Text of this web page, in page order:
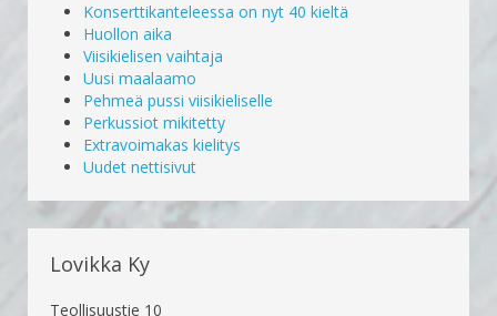
Konserttikanteleessa on nyt 40 kieltä
Huollon aika
Viisikielisen vaihtaja
Uusi maalaamo
Pehmeä pussi viisikieliselle
Perkussiot mikitetty
Extravoimakas kielitys
Uudet nettisivut
Lovikka Ky
Teollisuustie 10